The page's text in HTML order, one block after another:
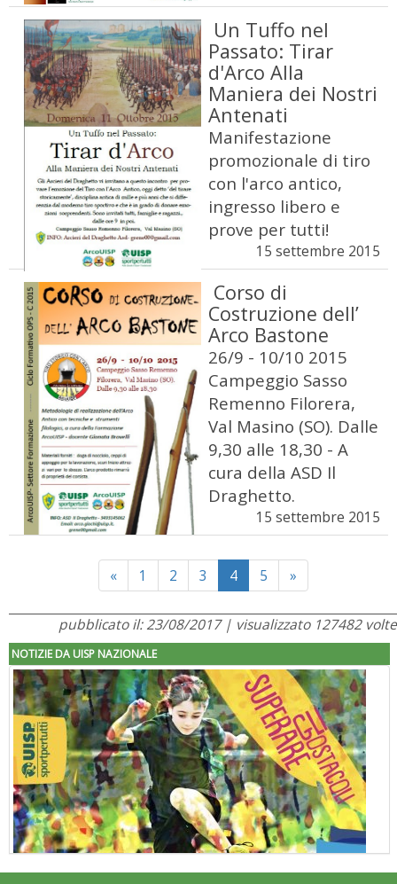
Un Tuffo nel
Passato: Tirar
d'Arco Alla
Maniera dei Nostri
Antenati
Manifestazione
promozionale di tiro
con l'arco antico,
ingresso libero e
prove per tutti!
15 settembre 2015
Corso di
Costruzione dell’
Arco Bastone
26/9 - 10/10 2015
Campeggio Sasso
Remenno Filorera,
Val Masino (SO). Dalle
9,30 alle 18,30 - A
cura della ASD Il
Draghetto.
15 settembre 2015
«Previous
1 2 3 4 5 »Next
pubblicato il: 23/08/2017 | visualizzato 127482 volte
NOTIZIE DA UISP NAZIONALE